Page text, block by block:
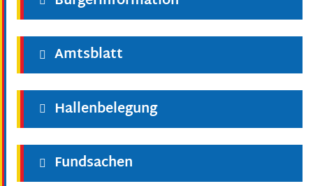
Amtsblatt
Hallenbelegung
Fundsachen